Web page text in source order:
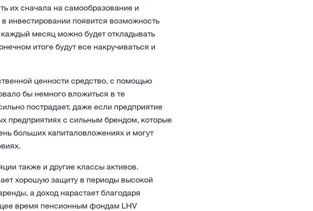
их сначала на самообразование и
инвестировании появится возможность
месяц можно будет откладывать
итоге будут все накручиваться и
ценности средство, с помощью
бы немного вложиться в те
пострадает, даже если предприятие
предприятиях с сильным брендом, которые
больших капиталовложениях и могут
также и другие классы активов.
хорошую защиту в периоды высокой
а доход нарастает благодаря
время пенсионным фондам LHV